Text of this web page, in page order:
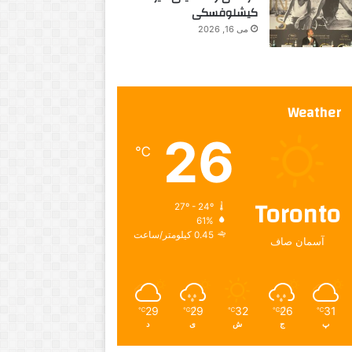
کیشلوفسکی
می 16, 2026
Weather
Toronto
آسمان صاف
26
℃
27º - 24º
61%
0.45 کیلومتر/ساعت
31
℃
پ
26
℃
ج
32
℃
ش
29
℃
ی
29
℃
د